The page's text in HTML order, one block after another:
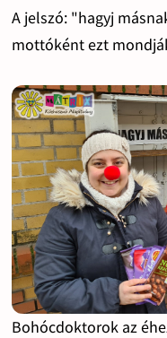
A jelszó: "hagyj
mottóként ezt
Bohócdoktorok az